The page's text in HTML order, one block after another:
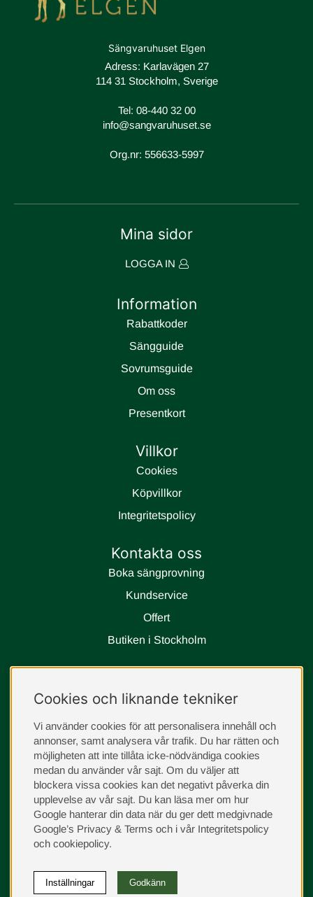
Sängvaruhuset Elgen
Adress: Karlavägen 27
114 31 Stockholm, Sverige
Tel: 08-440 32 00
info@sangvaruhuset.se
Org.nr: 556633-5997
Mina sidor
LOGGA IN
Information
Rabattkoder
Sängguide
Sovrumsguide
Om oss
Presentkort
Villkor
Cookies
Köpvillkor
Integritetspolicy
Kontakta oss
Boka sängprovning
Kundservice
Offert
Butiken i Stockholm
instagram
Sängvaruhuset Elgen. Vi använder cookies -
Cookies och liknande tekniker
Vi använder cookies för att personalisera innehåll och
annonser, samt analysera vår trafik. Du har rätten och
möjligheten att inte tillåta icke-nödvändiga cookies
medan du använder vår sajt. Om du väljer att
blockera vissa cookies kan det negativt påverka din
upplevelse av vår sajt. Du kan läsa mer om hur
Google hanterar din data när du ger dett medgivnade
Google’s Privacy & Terms och i vår Integritetspolicy
och cookiepolicy.
Inställningar Godkänn